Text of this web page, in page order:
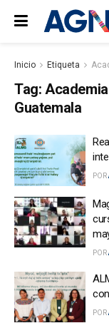
Inicio Etiqueta
Tag:
Guatemala
POR
POR
POR